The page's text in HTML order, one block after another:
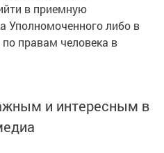
в приемную
Уполномоченного либо в
правам человека в
и интересным в